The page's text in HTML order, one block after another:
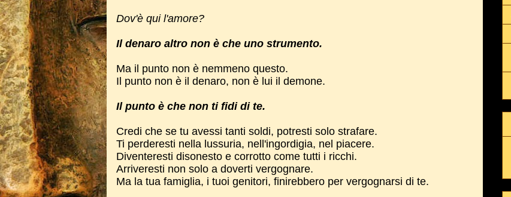
Dov'è qui l'amore?
Il denaro altro non è che uno strumento.
Ma il punto non è nemmeno questo.
Il punto non è il denaro, non è lui il demone.
Il punto è che non ti fidi di te.
Credi che se tu avessi tanti soldi, potresti solo strafare.
Ti perderesti nella lussuria, nell'ingordigia, nel piacere.
Diventeresti disonesto e corrotto come tutti i ricchi.
Arriveresti non solo a doverti vergognare.
Ma la tua famiglia, i tuoi genitori, finirebbero per vergognarsi di te.